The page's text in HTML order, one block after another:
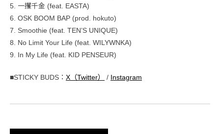
5. 一攫千金 (feat. EASTA)
6. OSK BOOM BAP (prod. hokuto)
7. Smoothie (feat. TEN’S UNIQUE)
8. No Limit Your Life (feat. WILYWNKA)
9. In My Life (feat. KID PENSEUR)
■STICKY BUDS： X（Twitter） / Instagram